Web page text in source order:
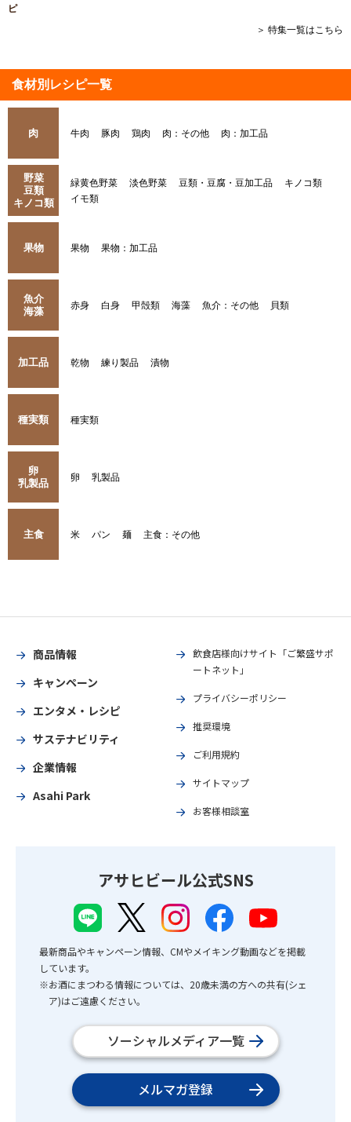
ピ
＞ 特集一覧はこちら
食材別レシピ一覧
肉 牛肉 豚肉 鶏肉 肉：その他 肉：加工品
野菜
豆類
キノコ類
緑黄色野菜 淡色野菜 豆類・豆腐・豆加工品
キノコ類
イモ類
果物 果物 果物：加工品
魚介
海藻
赤身 白身 甲殻類 海藻 魚介：その他 貝類
加工品 乾物 練り製品 漬物
種実類 種実類
卵
乳製品
卵 乳製品
主食 米 パン 麺 主食：その他
商品情報
キャンペーン
エンタメ・レシピ
サステナビリティ
企業情報
Asahi Park
飲食店様向けサイト「ご繁盛サポ
ートネット」
プライバシーポリシー
推奨環境
ご利用規約
サイトマップ
お客様相談室
アサヒビール公式SNS
最新商品やキャンペーン情報、CMやメイキング動画などを掲載
しています。
※お酒にまつわる情報については、20歳未満の方への共有(シェ
ア)はご遠慮ください。
ソーシャルメディア一覧
メルマガ登録